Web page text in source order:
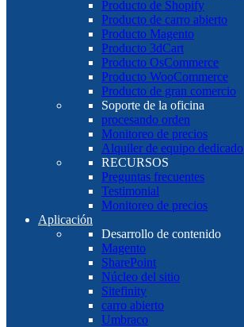
Producto de Shopify
Producto de carro abierto
Producto Magento
Producto 3dCart
Producto OsCommerce
Producto WooCommerce
Producto de gran comercio
Soporte de la oficina
procesando orden
Monitoreo de precios
Alquiler de equipo dedicado
RECURSOS
Preguntas frecuentes
Testimonial
Monitoreo de precios
Aplicación
Desarrollo de contenido
Magento
SharePoint
Núcleo del sitio
Sitefinity
carro abierto
Umbraco